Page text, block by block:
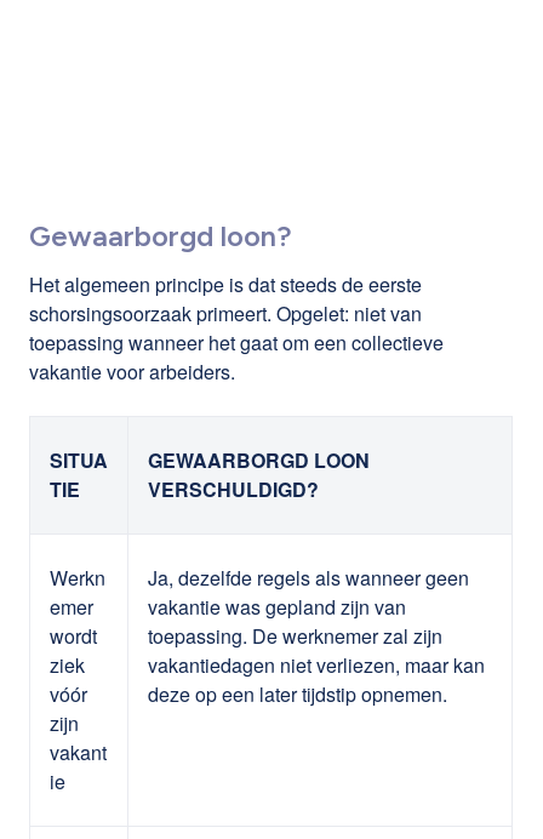
Gewaarborgd loon?
Het algemeen principe is dat steeds de eerste
schorsingsoorzaak primeert. Opgelet: niet van
toepassing wanneer het gaat om een collectieve
vakantie voor arbeiders.
SITUA
TIE
GEWAARBORGD LOON
VERSCHULDIGD?
Werkn
emer
wordt
ziek
vóór
zijn
vakant
ie
Ja, dezelfde regels als wanneer geen
vakantie was gepland zijn van
toepassing. De werknemer zal zijn
vakantiedagen niet verliezen, maar kan
deze op een later tijdstip opnemen.